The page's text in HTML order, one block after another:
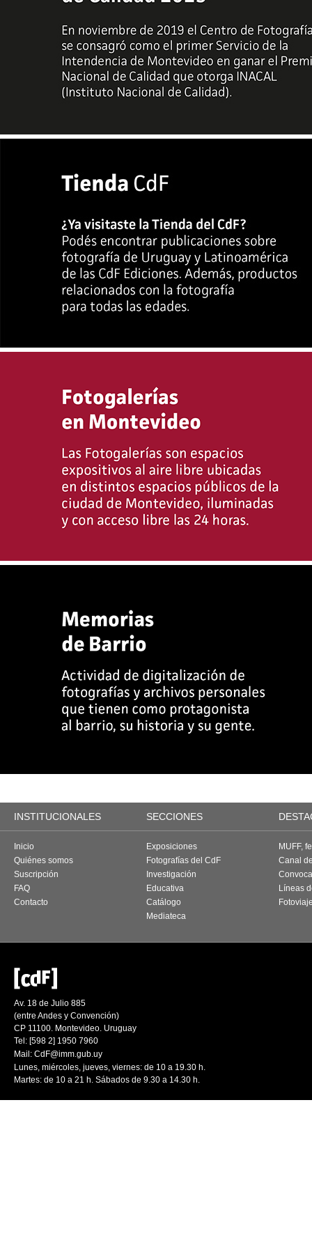
INSTITUCIONALES SECCIONES
Inicio
Quiénes somos
Suscripción
FAQ
Contacto
Exposiciones
Fotografías del CdF
Investigación
Educativa
Catálogo
Mediateca
MUFF,
Canal
Líneas
Av. 18 de Julio 885
(entre Andes y Convención)
CP 11100. Montevideo. Uruguay
Tel: [598 2] 1950 7960
Mail: CdF@imm.gub.uy
Lunes, miércoles, jueves, viernes: de 10 a 19.30 h.
Martes: de 10 a 21 h. Sábados de 9.30 a 14.30 h.